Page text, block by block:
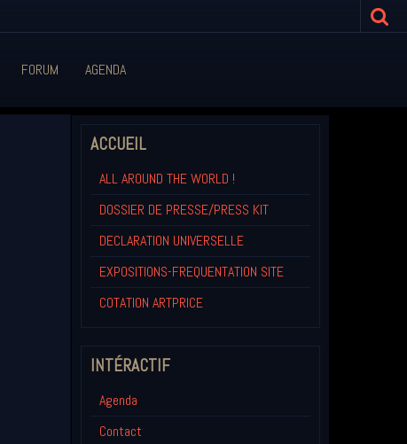
FORUM AGENDA
ACCUEIL
ALL AROUND THE WORLD !
DOSSIER DE PRESSE/PRESS KIT
DECLARATION UNIVERSELLE
EXPOSITIONS-FREQUENTATION SITE
COTATION ARTPRICE
INTÉRACTIF
Agenda
Contact